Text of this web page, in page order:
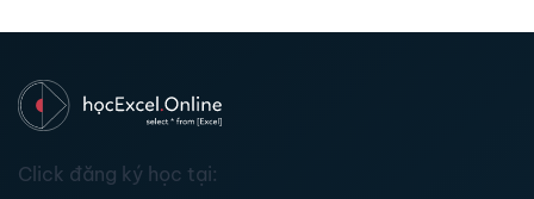
Click đăng ký học tại: